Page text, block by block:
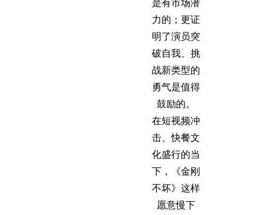
是有市场潜
力的；更证
明了演员突
破自我、挑
战新类型的
勇气是值得
鼓励的。
在短视频冲
击、快餐文
化盛行的当
下，《金刚
不坏》这样
愿意慢下